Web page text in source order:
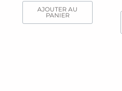
AJOUTER AU
PANIER